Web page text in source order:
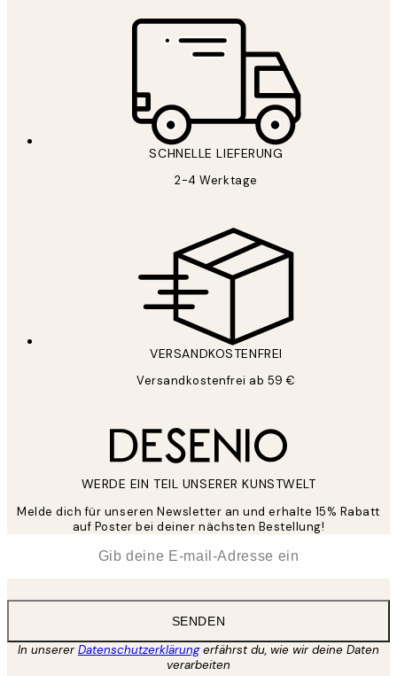
SCHNELLE LIEFERUNG
2-4 Werktage
VERSANDKOSTENFREI
Versandkostenfrei ab 59 €
WERDE EIN TEIL UNSERER KUNSTWELT
Melde dich für unseren Newsletter an und erhalte 15% Rabatt
auf Poster bei deiner nächsten Bestellung!
SENDEN
In unsererDatenschutzerklärungerfährst du, wie wir deine Daten
verarbeiten